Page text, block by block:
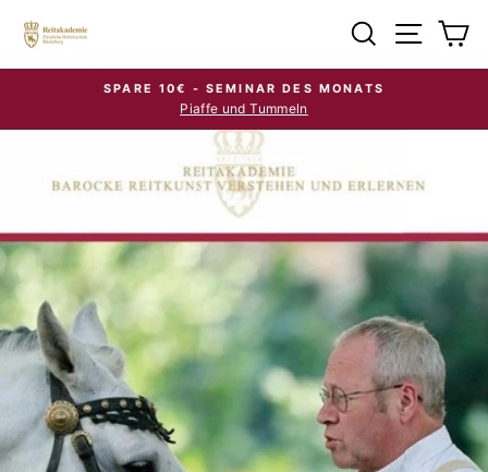
zum
Suche
Pause
Diashow
SPARE 10€ - SEMINAR DES MONATS
Piaffe und Tummeln